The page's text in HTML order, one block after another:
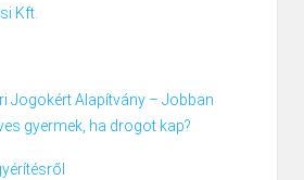
Kft.
Jogokért Alapítvány – Jobban
gyermek, ha drogot kap?